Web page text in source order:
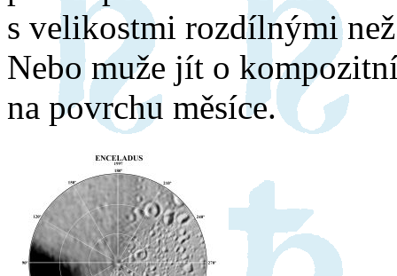
s velikostmi rozdílnými
Nebo muže jít o
na povrchu měsíce.